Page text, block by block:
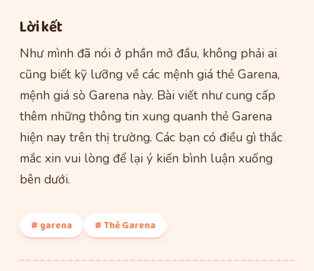
Lời kết
Như mình đã nói ở phần mở đầu, không phải ai
cũng biết kỹ lưỡng về các mệnh giá thẻ Garena,
mệnh giá sò Garena này. Bài viết như cung cấp
thêm những thông tin xung quanh thẻ Garena
hiện nay trên thị trường. Các bạn có điều gì thắc
mắc xin vui lòng để lại ý kiến bình luận xuống
bên dưới.
# garena # Thẻ Garena